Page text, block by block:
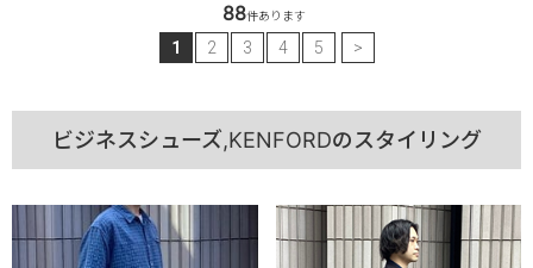
88件あります
1 2 3 4 5 >
ビジネスシューズ,KENFORDのスタイリング